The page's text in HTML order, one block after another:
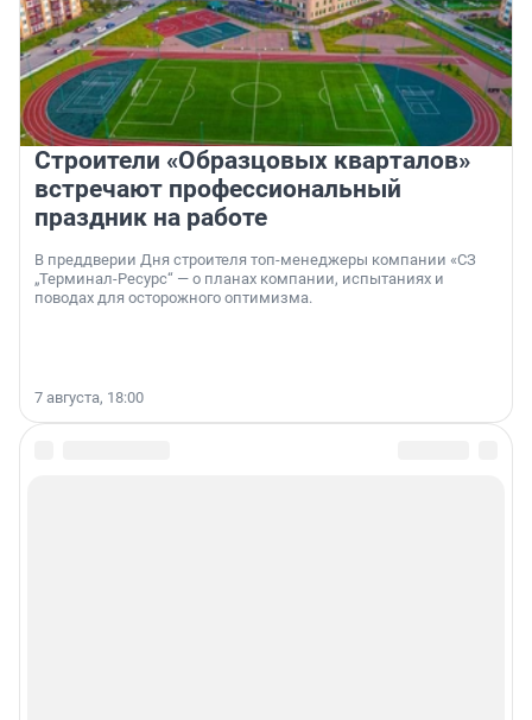
Строители «Образцовых кварталов»
встречают профессиональный
праздник на работе
В преддверии Дня строителя топ-менеджеры компании «СЗ
„Терминал-Ресурс“ — о планах компании, испытаниях и
поводах для осторожного оптимизма.
7 августа, 18:00